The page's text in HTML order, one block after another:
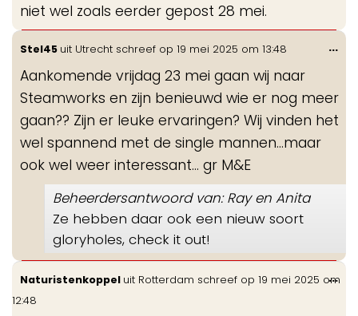
niet wel zoals eerder gepost 28 mei.
Stel45 uit Utrecht schreef op 19 mei 2025 om 13:48
Aankomende vrijdag 23 mei gaan wij naar
Steamworks en zijn benieuwd wie er nog meer
gaan?? Zijn er leuke ervaringen? Wij vinden het
wel spannend met de single mannen…maar
ook wel weer interessant… gr M&E
Beheerdersantwoord van: Ray en Anita
Ze hebben daar ook een nieuw soort
gloryholes, check it out!
...
Naturistenkoppel uit Rotterdam schreef op 19 mei 2025 om
12:48
...